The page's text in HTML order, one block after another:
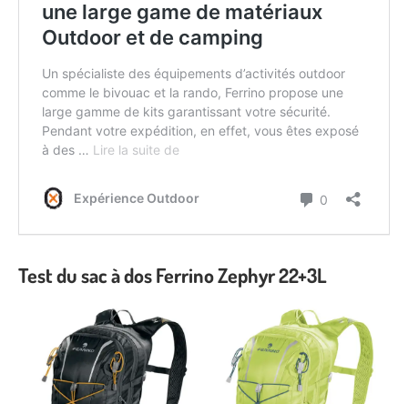
Test du sac à dos Ferrino Zephyr 22+3L